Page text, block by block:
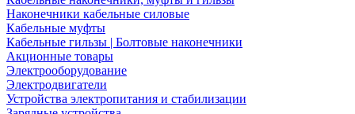
Наконечники кабельные силовые
Кабельные муфты
Кабельные гильзы | Болтовые наконечники
Акционные товары
Электрооборудование
Электродвигатели
Устройства электропитания и стабилизации